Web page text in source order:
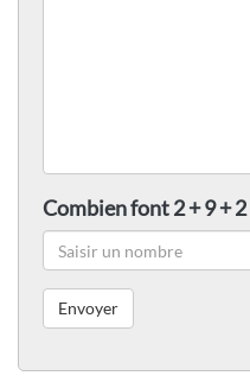
Combien font 2 + 9 + 2